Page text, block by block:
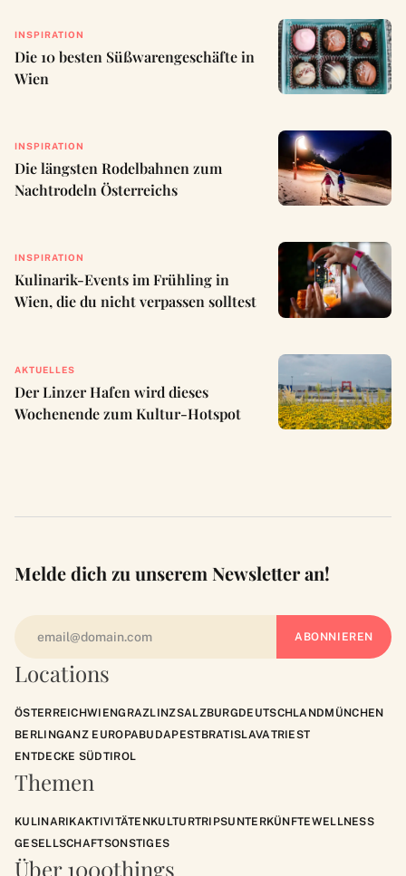
INSPIRATION
Die 10 besten Süßwarengeschäfte in
Wien
INSPIRATION
Die längsten Rodelbahnen zum
Nachtrodeln Österreichs
INSPIRATION
Kulinarik-Events im Frühling in
Wien, die du nicht verpassen solltest
AKTUELLES
Der Linzer Hafen wird dieses
Wochenende zum Kultur-Hotspot
Locations
ÖSTERREICHWIENGRAZLINZSALZBURGDEUTSCHLANDMÜNCHEN
BERLINGANZ EUROPABUDAPESTBRATISLAVATRIEST
ENTDECKE SÜDTIROL
Themen
KULINARIKAKTIVITÄTENKULTURTRIPSUNTERKÜNFTEWELLNESS
GESELLSCHAFTSONSTIGES
Über 1000things
Melde dich zu unserem Newsletter an!